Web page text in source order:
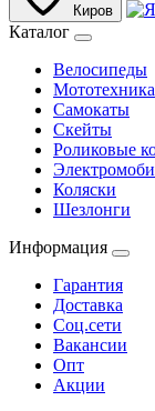
Киров
Каталог
Велосипеды
Мототехника
Самокаты
Скейты
Роликовые
Коляски
Шезлонги
Информация
Гарантия
Доставка
Соц.сети
Вакансии
Опт
Акции